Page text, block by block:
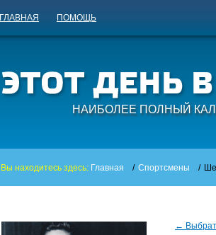
ГЛАВНАЯ ПОМОЩЬ
НАИБОЛЕЕ ПОЛНЫЙ
Вы находитесь здесь: Главная / Спортсмены /
←